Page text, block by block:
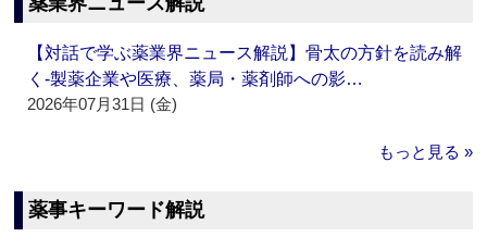
【対話で学ぶ薬業界ニュース解説】骨太の方針を読み解
く‐製薬企業や医療、薬局・薬剤師への影…
2026年07月31日 (金)
もっと見る »
薬事キーワード解説